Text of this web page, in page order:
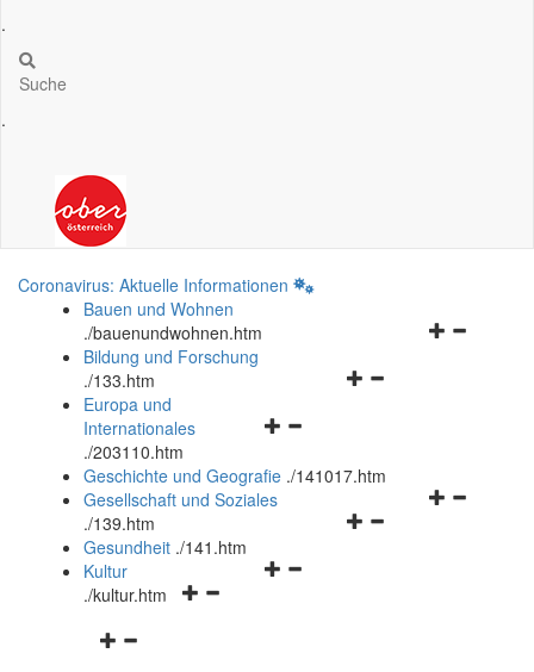
.
Suche
.
Coronavirus: Aktuelle Informationen
Bauen und Wohnen
./bauenundwohnen.htm
Navigationsmenü
Bildung und Forschung
./133.htm
Navigationsmenü
und
schließen
Europa und
Internationales
./203110.htm
Geschichte und Geografie ./141017.htm
Navigationsmenü
Gesellschaft und Soziales
./139.htm
Navigationsmenü
Gesundheit ./141.htm
Navigationsmenü
Kultur
./kultur.htm
Navigationsmenü